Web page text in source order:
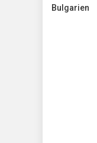
Bulgarien